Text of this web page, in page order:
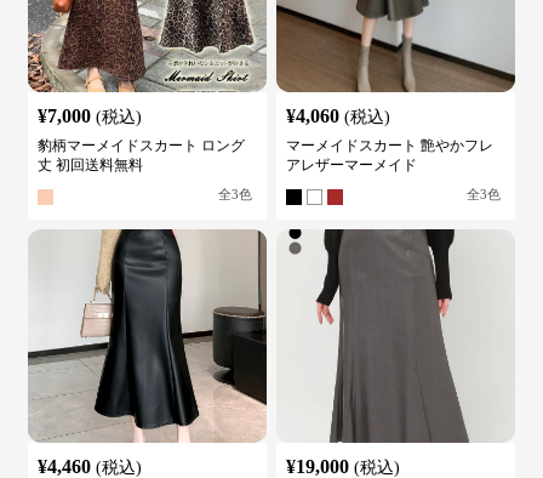
¥7,000 (税込)
豹柄マーメイドスカート ロング
丈 初回送料無料
全3色
¥4,060 (税込)
マーメイドスカート 艶やかフレ
アレザーマーメイド
全3色
¥4,460 (税込) ¥19,000 (税込)